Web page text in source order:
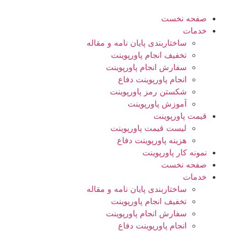
محتوا
صفحه نخست
خدمات
ساختاربندی پایان نامه و مقاله
تخفیف انجام پاورپوینت
سفارش انجام پاورپوینت
انجام پاورپوینت دفاع
شکستن رمز پاورپوینت
آموزش پاورپوینت
قیمت پاورپوینت
لیست قیمت پاورپوینت
هزینه پاورپوینت دفاع
نمونه کار پاورپوینت
صفحه نخست
خدمات
ساختاربندی پایان نامه و مقاله
تخفیف انجام پاورپوینت
سفارش انجام پاورپوینت
انجام پاورپوینت دفاع